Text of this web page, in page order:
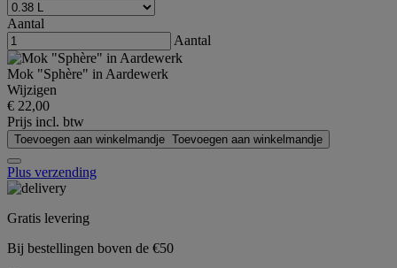
Aantal
Aantal
Mok "Sphère" in Aardewerk
Wijzigen
€ 22,00
Prijs incl. btw
Toevoegen aan winkelmandje Toevoegen aan winkelmandje
Plus verzending
Gratis levering
Bij bestellingen boven de €50